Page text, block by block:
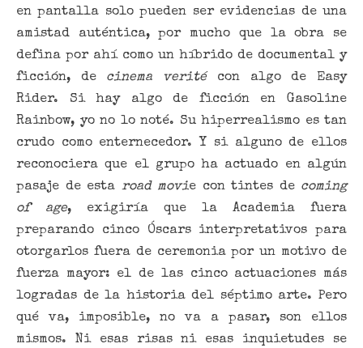
en pantalla solo pueden ser evidencias de una
amistad auténtica, por mucho que la obra se
defina por ahí como un híbrido de documental y
ficción, de cinema veritécon algo de Easy
Rider. Si hay algo de ficción en Gasoline
Rainbow, yo no lo noté. Su hiperrealismo es tan
crudo como enternecedor. Y si alguno de ellos
reconociera que el grupo ha actuado en algún
pasaje de esta road movie con tintes de coming
of age, exigiría que la Academia fuera
preparando cinco Óscars interpretativos para
otorgarlos fuera de ceremonia por un motivo de
fuerza mayor: el de las cinco actuaciones más
logradas de la historia del séptimo arte. Pero
qué va, imposible, no va a pasar, son ellos
mismos. Ni esas risas ni esas inquietudes se